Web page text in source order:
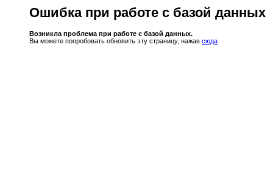
Ошибка при работе с базой данных
Возникла проблема при работе с базой данных.
Вы можете попробовать обновить эту страницу, нажав сюда